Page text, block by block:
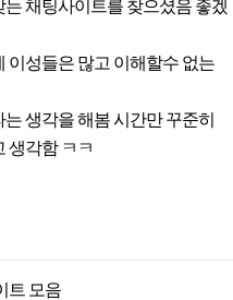
채팅사이트를 찾으셨음 좋겠
이성들은 많고 이해할수 없는
생각을 해봄 시간만 꾸준히
생각함 ㅋㅋ
트 모음